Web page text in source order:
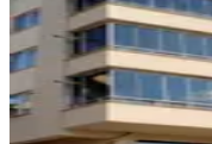
1+1·40
18.000